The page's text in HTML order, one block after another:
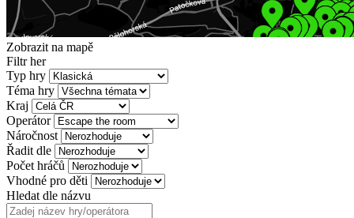
Zobrazit na mapě
Filtr her
Typ hry
Téma hry
Kraj
Operátor
Náročnost
Řadit dle
Počet hráčů
Vhodné pro děti
Hledat dle názvu